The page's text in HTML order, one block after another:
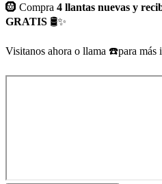
🛞 Compra 4 llantas nuevas y
GRATIS 🛢️✨
Visitanos ahora o llama ☎️para más